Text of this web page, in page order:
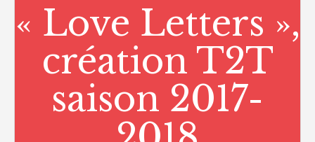
« Love Letters »,
création T2T
saison 2017-